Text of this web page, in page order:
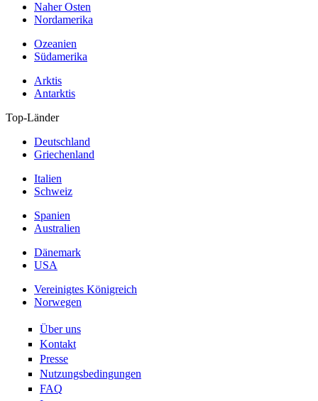
Naher Osten
Nordamerika
Ozeanien
Südamerika
Arktis
Antarktis
Top-Länder
Deutschland
Griechenland
Italien
Schweiz
Spanien
Australien
Dänemark
USA
Vereinigtes Königreich
Norwegen
Über uns
Kontakt
Presse
Nutzungsbedingungen
FAQ